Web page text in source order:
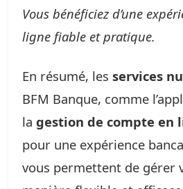
Vous bénéficiez d’une
ligne fiable et pratique.
En résumé, les services
BFM Banque, comme
la gestion de compte en
pour une expérience
vous permettent de gérer